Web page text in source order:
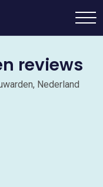
reviews
Nederland